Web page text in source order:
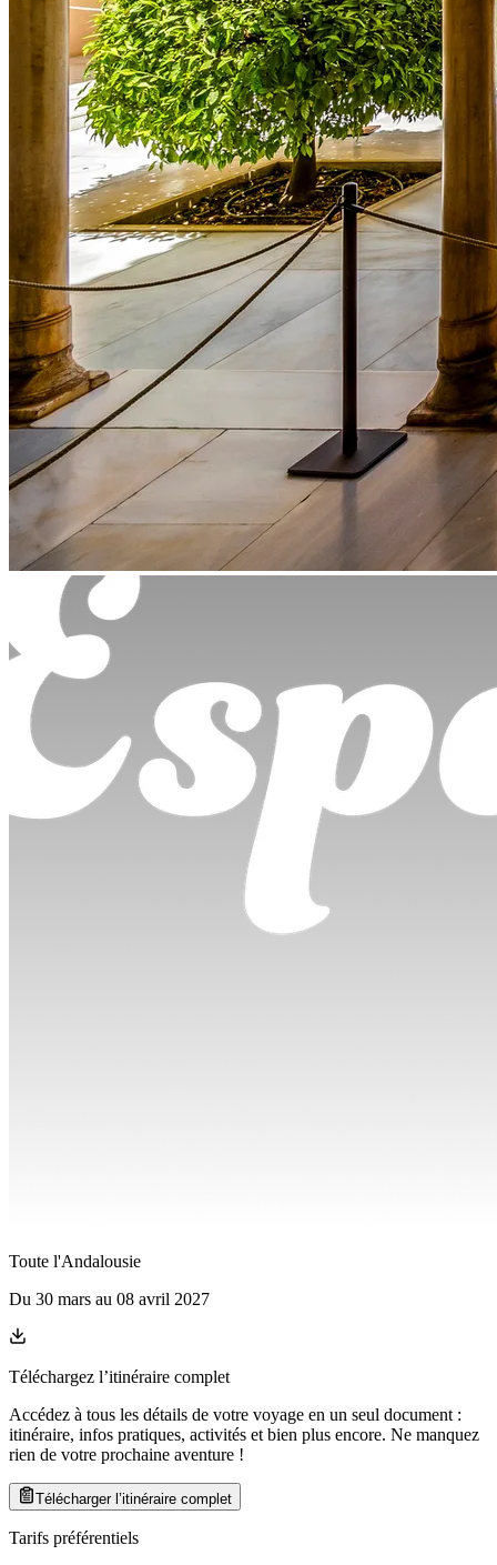
Toute l'Andalousie
Du 30 mars au 08 avril 2027
Téléchargez l’itinéraire complet
Accédez à tous les détails de votre voyage en un seul document :
itinéraire, infos pratiques, activités et bien plus encore. Ne manquez
rien de votre prochaine aventure !
Télécharger l’itinéraire complet
Tarifs préférentiels